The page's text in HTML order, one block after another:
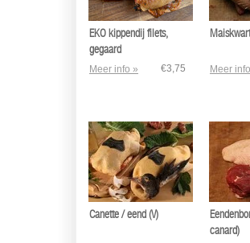
EKO kippendij filets,
gegaard
Meer info » €3,75 Meer
Canette / eend (V)
canard)